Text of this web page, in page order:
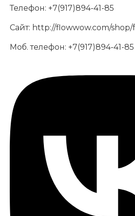
Телефон: +7(917)894-41-85
Сайт: http://flowwow.com/
Моб. телефон: +7(917)894-41-85